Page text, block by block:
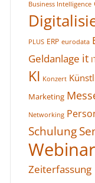
Business Intelligence
PLUS ERP eurodata
Geldanlage it
KI Konzert
Marketing
Networking
Schulung
Webinar
Zeiterfassung